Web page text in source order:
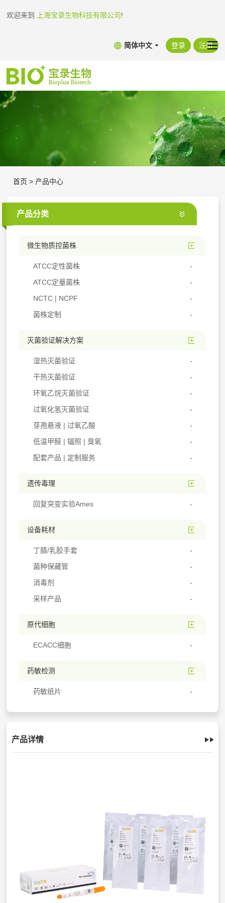
欢迎来到 上海宝录生物科技有限公司!
简体中文 登录 注册
首页 > 产品中心
产品分类
微生物质控菌株
ATCC定性菌株
ATCC定量菌株
NCTC | NCPF
菌株定制
灭菌验证解决方案
湿热灭菌验证
干热灭菌验证
环氧乙烷灭菌验证
过氧化氢灭菌验证
芽孢悬液 | 过氧乙酸
低温甲醛 | 辐照 | 臭氧
配套产品 | 定制服务
遗传毒理
回复突变实验Ames
设备耗材
丁腈/乳胶手套
菌种保藏管
消毒剂
采样产品
原代细胞
ECACC细胞
药敏检测
药敏纸片
产品详情